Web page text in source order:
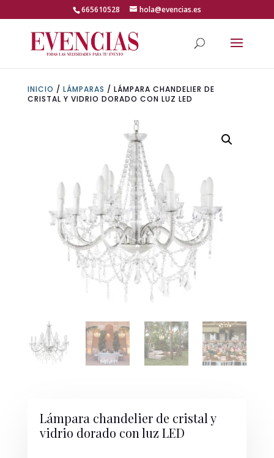
665610528 hola@evencias.es
INICIO / LÁMPARAS / LÁMPARA CHANDELIER DE
CRISTAL Y VIDRIO DORADO CON LUZ LED
Lámpara chandelier de cristal y
vidrio dorado con luz LED
Abrir barra de herramientas